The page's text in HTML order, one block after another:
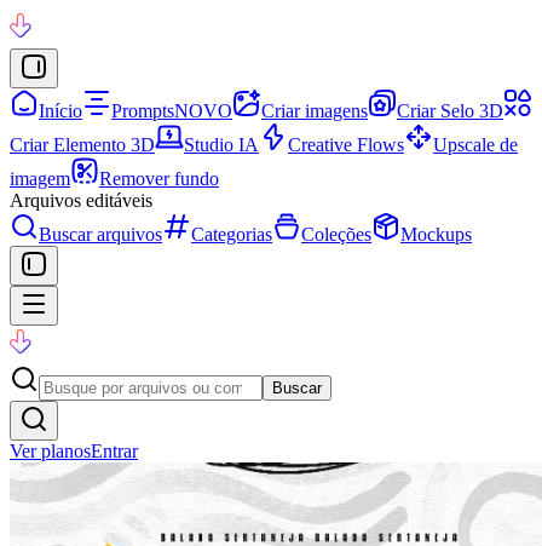
Início PromptsNOVO Criar imagens
Criar Selo 3D
Criar Elemento 3D
Studio IA Creative Flows
Upscale de
imagem
Remover fundo
Arquivos editáveis
Buscar arquivos
Categorias Coleções Mockups
Buscar
Ver planosEntrar